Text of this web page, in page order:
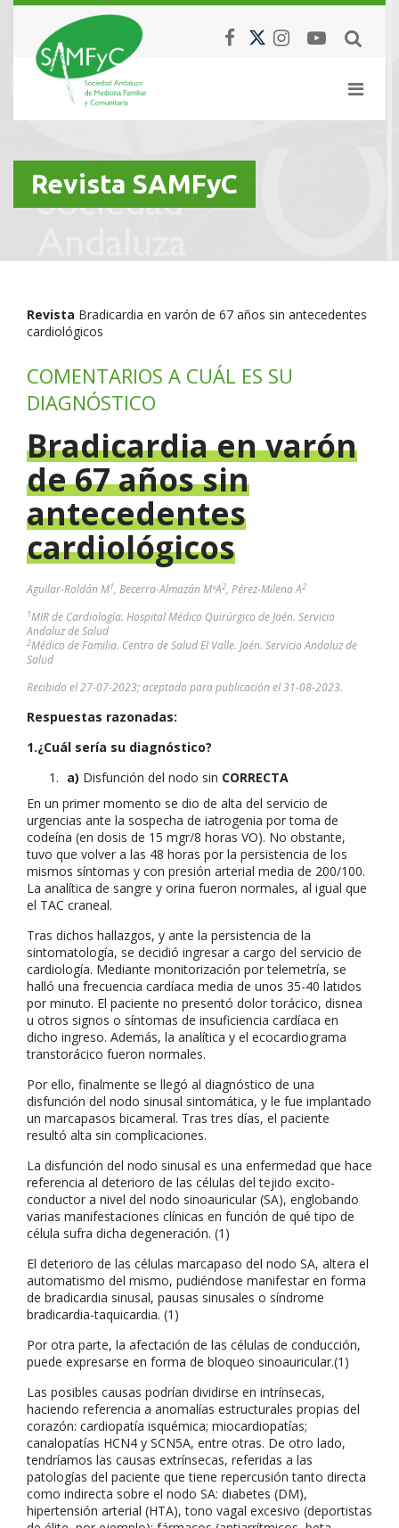
Revista SAMFyC
Revista Bradicardia en varón de 67 años sin antecedentes
cardiológicos
COMENTARIOS A CUÁL ES SU
DIAGNÓSTICO
Bradicardia en varón
de 67 años sin
antecedentes
cardiológicos
Aguilar-Roldán M1, Becerra-Almazán MªA2, Pérez-Milena A2
1MIR de Cardiología. Hospital Médico Quirúrgico de Jaén. Servicio
Andaluz de Salud
2Médico de Familia. Centro de Salud El Valle. Jaén. Servicio Andaluz de
Salud
Recibido el 27-07-2023; aceptado para publicación el 31-08-2023.
Respuestas razonadas:
1.¿Cuál sería su diagnóstico?
a) Disfunción del nodo sin CORRECTA
En un primer momento se dio de alta del servicio de
urgencias ante la sospecha de iatrogenia por toma de
codeína (en dosis de 15 mgr/8 horas VO). No obstante,
tuvo que volver a las 48 horas por la persistencia de los
mismos síntomas y con presión arterial media de 200/100.
La analítica de sangre y orina fueron normales, al igual que
el TAC craneal.
Tras dichos hallazgos, y ante la persistencia de la
sintomatología, se decidió ingresar a cargo del servicio de
cardiología. Mediante monitorización por telemetría, se
halló una frecuencia cardíaca media de unos 35-40 latidos
por minuto. El paciente no presentó dolor torácico, disnea
u otros signos o síntomas de insuficiencia cardíaca en
dicho ingreso. Además, la analítica y el ecocardiograma
transtorácico fueron normales.
Por ello, finalmente se llegó al diagnóstico de una
disfunción del nodo sinusal sintomática, y le fue implantado
un marcapasos bicameral. Tras tres días, el paciente
resultó alta sin complicaciones.
La disfunción del nodo sinusal es una enfermedad que hace
referencia al deterioro de las células del tejido excito-
conductor a nivel del nodo sinoauricular (SA), englobando
varias manifestaciones clínicas en función de qué tipo de
célula sufra dicha degeneración. (1)
El deterioro de las células marcapaso del nodo SA, altera el
automatismo del mismo, pudiéndose manifestar en forma
de bradicardia sinusal, pausas sinusales o síndrome
bradicardia-taquicardia. (1)
Por otra parte, la afectación de las células de conducción,
puede expresarse en forma de bloqueo sinoauricular.(1)
Las posibles causas podrían dividirse en intrínsecas,
haciendo referencia a anomalías estructurales propias del
corazón: cardiopatía isquémica; miocardiopatías;
canalopatías HCN4 y SCN5A, entre otras. De otro lado,
tendríamos las causas extrínsecas, referidas a las
patologías del paciente que tiene repercusión tanto directa
como indirecta sobre el nodo SA: diabetes (DM),
hipertensión arterial (HTA), tono vagal excesivo (deportistas